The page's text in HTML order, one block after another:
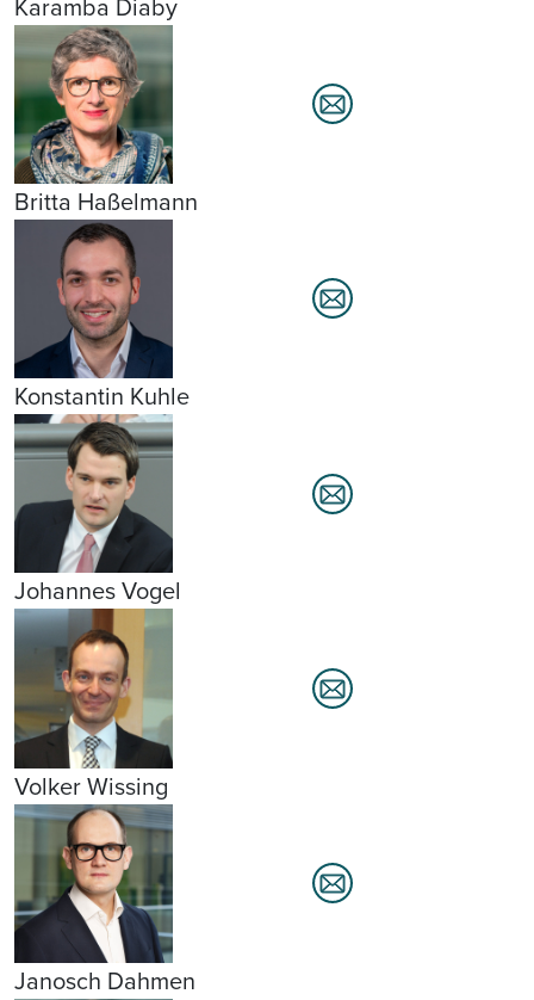
Britta Haßelmann
Konstantin Kuhle
Johannes Vogel
Volker Wissing
Janosch Dahmen